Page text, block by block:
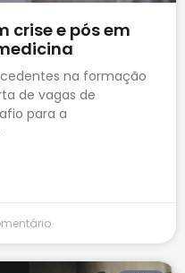
crise e pós em
na formação
de vagas de
para a